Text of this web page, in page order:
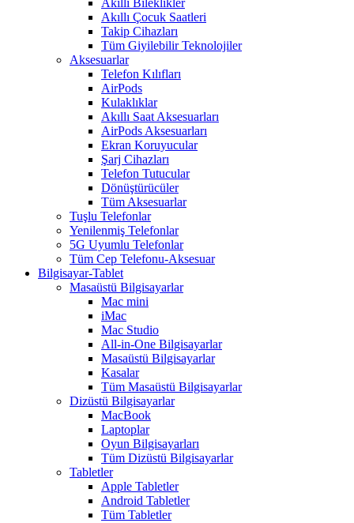
Akıllı Bileklikler
Akıllı Çocuk Saatleri
Takip Cihazları
Tüm Giyilebilir Teknolojiler
Aksesuarlar
Telefon Kılıfları
AirPods
Kulaklıklar
Akıllı Saat Aksesuarları
AirPods Aksesuarları
Ekran Koruyucular
Şarj Cihazları
Telefon Tutucular
Dönüştürücüler
Tüm Aksesuarlar
Tuşlu Telefonlar
Yenilenmiş Telefonlar
5G Uyumlu Telefonlar
Tüm Cep Telefonu-Aksesuar
Bilgisayar-Tablet
Masaüstü Bilgisayarlar
Mac mini
iMac
Mac Studio
All-in-One Bilgisayarlar
Masaüstü Bilgisayarlar
Kasalar
Tüm Masaüstü Bilgisayarlar
Dizüstü Bilgisayarlar
MacBook
Laptoplar
Oyun Bilgisayarları
Tüm Dizüstü Bilgisayarlar
Tabletler
Apple Tabletler
Android Tabletler
Tüm Tabletler